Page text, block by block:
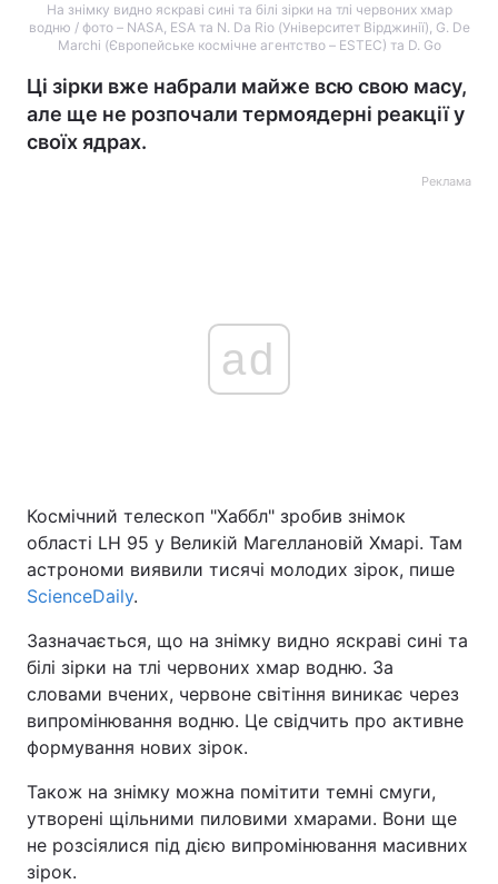
На знімку видно яскраві сині та білі зірки на тлі червоних хмар
водню / фото – NASA, ESA та N. Da Rio (Університет Вірджинії), G. De
Marchi (Європейське космічне агентство – ESTEC) та D. Go
Ці зірки вже набрали майже всю свою масу,
але ще не розпочали термоядерні реакції у
своїх ядрах.
Реклама
ad
Космічний телескоп "Хаббл" зробив знімок
області LH 95 у Великій Магеллановій Хмарі. Там
астрономи виявили тисячі молодих зірок, пише
ScienceDaily.
Зазначається, що на знімку видно яскраві сині та
білі зірки на тлі червоних хмар водню. За
словами вчених, червоне світіння виникає через
випромінювання водню. Це свідчить про активне
формування нових зірок.
Також на знімку можна помітити темні смуги,
утворені щільними пиловими хмарами. Вони ще
не розсіялися під дією випромінювання масивних
зірок.